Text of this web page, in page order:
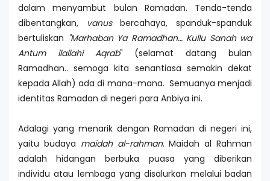
dalam menyambut bulan Ramadan. Tenda-tenda
dibentangkan,
vanusbercahaya, spanduk-spanduk
bertuliskan "Marhaban Ya Ramadhan… Kullu Sanah wa
Antum ilallahi Aqrab" (selamat datang bulan
Ramadhan.. semoga kita senantiasa semakin dekat
kepada Allah) ada di mana-mana. Semuanya menjadi
identitas Ramadan di negeri para Anbiya ini.
Adalagi yang menarik dengan Ramadan di negeri ini,
yaitu budaya maidah al-rahman. Maidah al Rahman
adalah hidangan berbuka puasa yang diberikan
individu atau lembaga yang disalurkan melalui badan